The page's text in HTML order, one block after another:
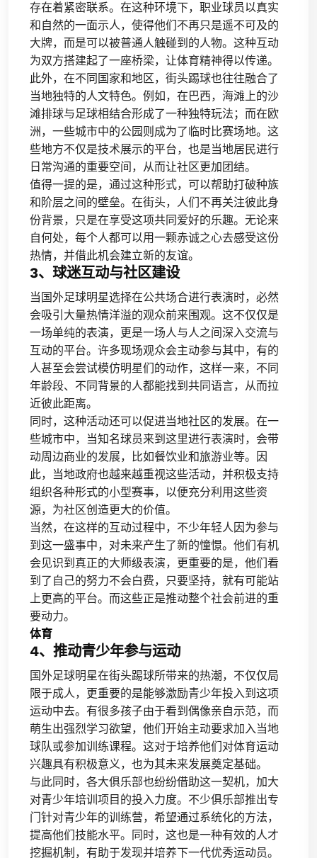
存在着紧密联系。在这种环境下，职业球员以真实
和自然的一面示人，使得他们不再只是遥不可及的
大牌，而是可以被普通人触碰到的人物。这种互动
为双方搭建起了一座桥梁，让体育精神得以传递。
此外，在不同国家和地区，街头踢球也往往融合了
当地独特的人文特色。例如，在巴西，海滩上的沙
滩排球与足球相结合形成了一种独特玩法；而在欧
洲，一些城市中的公园则成为了临时比赛场地。这
些地方不仅是技术展示的平台，也是当地居民进行
日常沟通的重要空间，从而让社区更加团结。
值得一提的是，通过这种形式，可以帮助打破种族
和阶层之间的壁垒。在街头，人们不再关注彼此身
份背景，只是在享受这项共同爱好的乐趣。无论来
自何处，每个人都可以用一颗赤诚之心去感受这份
热情，并借此机会建立新的友谊。
3、球迷互动与社区建设
当国外足球明星选择在公共场合进行表演时，必然
会吸引大量热情洋溢的观众前来围观。这不仅仅是
一场单纯的表演，更是一场人与人之间深入交流与
互动的平台。许多现场观众会主动参与其中，有的
人甚至会尝试模仿明星们的动作，这样一来，不同
年龄段、不同背景的人都能找到共同语言，从而拉
近彼此距离。
同时，这种活动还可以促进当地社区的发展。在一
些城市中，当知名球员来到这里进行表演时，会带
动周边商业的发展，比如餐饮业和旅游业等。因
此，当地政府也越来越重视这些活动，并积极支持
组织各种形式的小型赛事，以便充分利用这些资
源，为社区创造更大的价值。
当然，在这样的互动过程中，不少年轻人因为参与
到这一盛事中，对未来产生了新的憧憬。他们有机
会见识到真正的大师级表演，更重要的是，他们看
到了自己的努力不会白费，只要坚持，就有可能站
上更高的平台。而这些正是推动整个社会前进的重
要动力。
体育
4、推动青少年参与运动
国外足球明星在街头踢球所带来的热潮，不仅仅局
限于成人，更重要的是能够激励青少年投入到这项
运动中去。有很多孩子由于看到偶像亲自示范，而
萌生出强烈学习欲望，他们开始主动要求加入当地
球队或参加训练课程。这对于培养他们对体育运动
兴趣具有积极意义，也为其未来发展奠定基础。
与此同时，各大俱乐部也纷纷借助这一契机，加大
对青少年培训项目的投入力度。不少俱乐部推出专
门针对青少年的训练营，希望通过系统化的方法，
提高他们技能水平。同时，这也是一种有效的人才
挖掘机制，有助于发现并培养下一代优秀运动员。